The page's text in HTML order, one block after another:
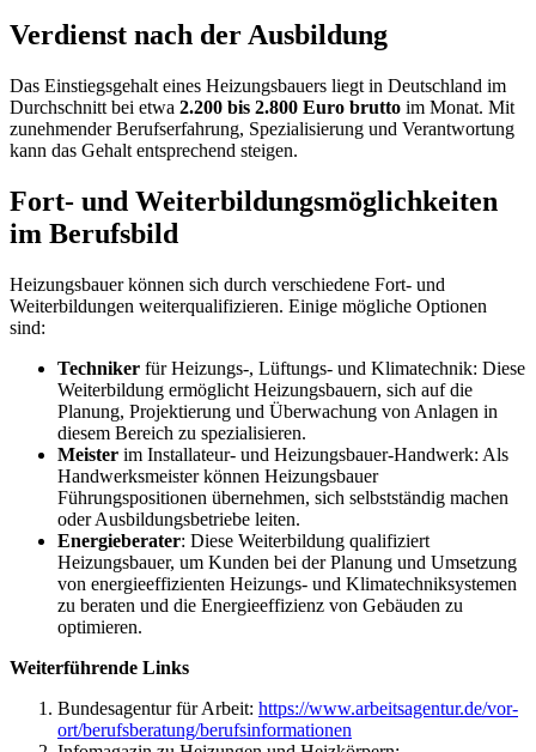
Verdienst nach der Ausbildung
Das Einstiegsgehalt eines Heizungsbauers liegt in Deutschland im
Durchschnitt bei etwa 2.200 bis 2.800 Euro brutto im Monat. Mit
zunehmender Berufserfahrung, Spezialisierung und Verantwortung
kann das Gehalt entsprechend steigen.
Fort- und Weiterbildungsmöglichkeiten
im Berufsbild
Heizungsbauer können sich durch verschiedene Fort- und
Weiterbildungen weiterqualifizieren. Einige mögliche Optionen
sind:
Techniker für Heizungs-, Lüftungs- und Klimatechnik: Diese
Weiterbildung ermöglicht Heizungsbauern, sich auf die
Planung, Projektierung und Überwachung von Anlagen in
diesem Bereich zu spezialisieren.
Meister im Installateur- und Heizungsbauer-Handwerk: Als
Handwerksmeister können Heizungsbauer
Führungspositionen übernehmen, sich selbstständig machen
oder Ausbildungsbetriebe leiten.
Energieberater: Diese Weiterbildung qualifiziert
Heizungsbauer, um Kunden bei der Planung und Umsetzung
von energieeffizienten Heizungs- und Klimatechniksystemen
zu beraten und die Energieeffizienz von Gebäuden zu
optimieren.
Weiterführende Links
Bundesagentur für Arbeit: https://www.arbeitsagentur.de/vor-
ort/berufsberatung/berufsinformationen